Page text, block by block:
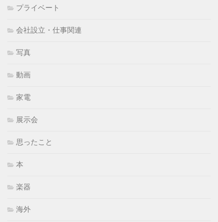
プライベート
会社設立・仕事関連
写真
動画
家電
展示会
思ったこと
本
楽器
海外